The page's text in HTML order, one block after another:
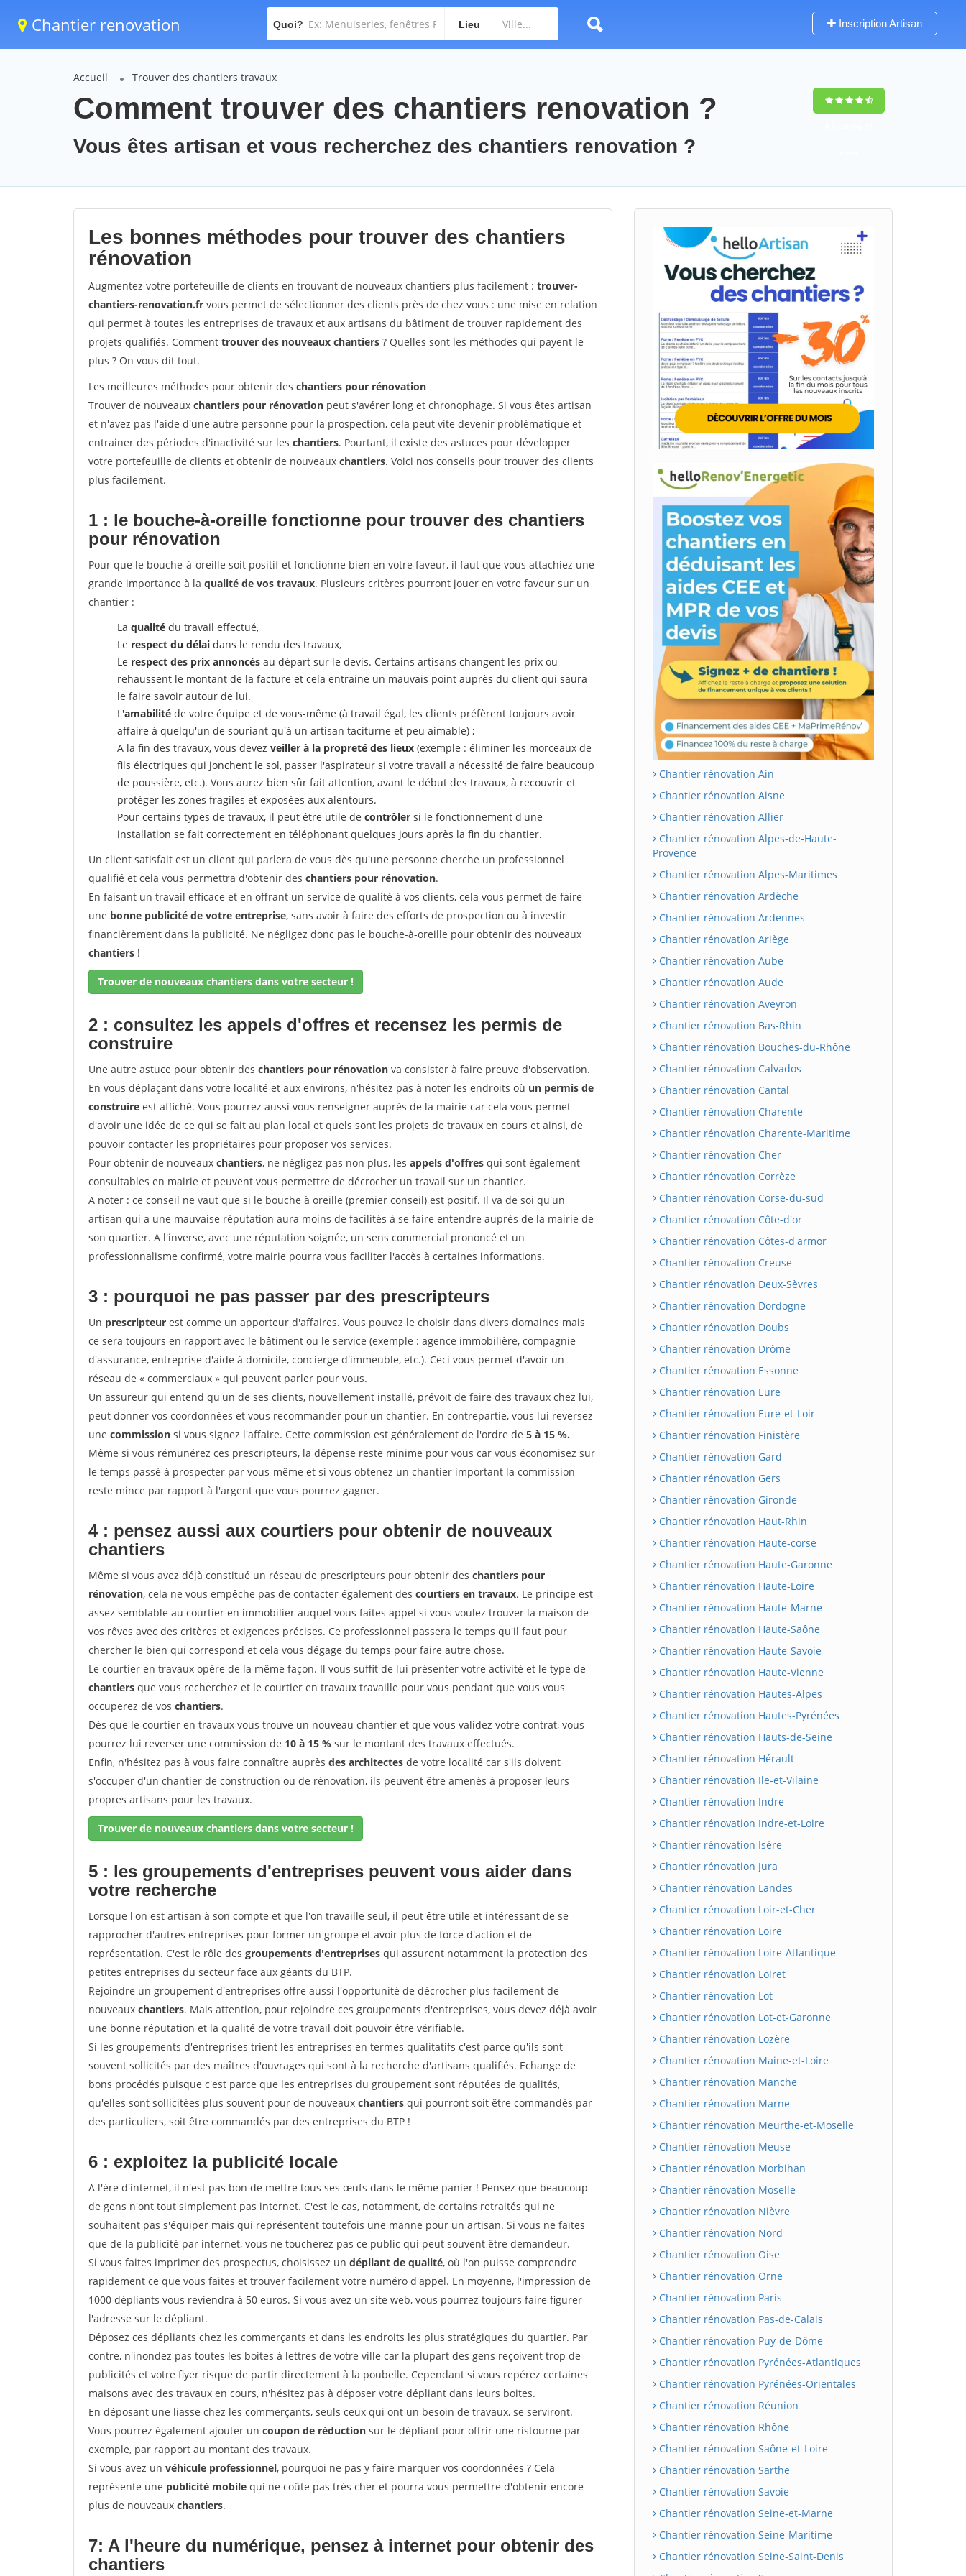
Chantier renovation Quoi? Lieu Inscription Artisan
Accueil Trouver des chantiers travaux
Comment trouver des chantiers renovation ?
Vous êtes artisan et vous recherchez des chantiers renovation ?
Les bonnes méthodes pour trouver des chantiers
rénovation
Augmentez votre portefeuille de clients en trouvant de nouveaux chantiers plus facilement : trouver-
chantiers-renovation.fr vous permet de sélectionner des clients près de chez vous : une mise en relation
qui permet à toutes les entreprises de travaux et aux artisans du bâtiment de trouver rapidement des
projets qualifiés. Comment trouver des nouveaux chantiers ? Quelles sont les méthodes qui payent le
plus ? On vous dit tout.
Les meilleures méthodes pour obtenir des chantiers pour rénovation
Trouver de nouveaux chantiers pour rénovation peut s'avérer long et chronophage. Si vous êtes artisan
et n'avez pas l'aide d'une autre personne pour la prospection, cela peut vite devenir problématique et
entrainer des périodes d'inactivité sur les chantiers. Pourtant, il existe des astuces pour développer
votre portefeuille de clients et obtenir de nouveaux chantiers. Voici nos conseils pour trouver des clients
plus facilement.
1 : le bouche-à-oreille fonctionne pour trouver des chantiers
pour rénovation
Pour que le bouche-à-oreille soit positif et fonctionne bien en votre faveur, il faut que vous attachiez une
grande importance à la qualité de vos travaux. Plusieurs critères pourront jouer en votre faveur sur un
chantier :
La qualité du travail effectué,
Le respect du délai dans le rendu des travaux,
Le respect des prix annoncés au départ sur le devis. Certains artisans changent les prix ou
rehaussent le montant de la facture et cela entraine un mauvais point auprès du client qui saura
le faire savoir autour de lui.
L'amabilité de votre équipe et de vous-même (à travail égal, les clients préfèrent toujours avoir
affaire à quelqu'un de souriant qu'à un artisan taciturne et peu aimable) ;
A la fin des travaux, vous devez veiller à la propreté des lieux (exemple : éliminer les morceaux de
fils électriques qui jonchent le sol, passer l'aspirateur si votre travail a nécessité de faire beaucoup
de poussière, etc.). Vous aurez bien sûr fait attention, avant le début des travaux, à recouvrir et
protéger les zones fragiles et exposées aux alentours.
Pour certains types de travaux, il peut être utile de contrôler si le fonctionnement d'une
installation se fait correctement en téléphonant quelques jours après la fin du chantier.
Un client satisfait est un client qui parlera de vous dès qu'une personne cherche un professionnel
qualifié et cela vous permettra d'obtenir des chantiers pour rénovation.
En faisant un travail efficace et en offrant un service de qualité à vos clients, cela vous permet de faire
une bonne publicité de votre entreprise, sans avoir à faire des efforts de prospection ou à investir
financièrement dans la publicité. Ne négligez donc pas le bouche-à-oreille pour obtenir des nouveaux
chantiers !
Trouver de nouveaux chantiers dans votre secteur !
2 : consultez les appels d'offres et recensez les permis de
construire
Une autre astuce pour obtenir des chantiers pour rénovation va consister à faire preuve d'observation.
En vous déplaçant dans votre localité et aux environs, n'hésitez pas à noter les endroits où un permis de
construire est affiché. Vous pourrez aussi vous renseigner auprès de la mairie car cela vous permet
d'avoir une idée de ce qui se fait au plan local et quels sont les projets de travaux en cours et ainsi, de
pouvoir contacter les propriétaires pour proposer vos services.
Pour obtenir de nouveaux chantiers, ne négligez pas non plus, les appels d'offres qui sont également
consultables en mairie et peuvent vous permettre de décrocher un travail sur un chantier.
A noter : ce conseil ne vaut que si le bouche à oreille (premier conseil) est positif. Il va de soi qu'un
artisan qui a une mauvaise réputation aura moins de facilités à se faire entendre auprès de la mairie de
son quartier. A l'inverse, avec une réputation soignée, un sens commercial prononcé et un
professionnalisme confirmé, votre mairie pourra vous faciliter l'accès à certaines informations.
3 : pourquoi ne pas passer par des prescripteurs
Un prescripteur est comme un apporteur d'affaires. Vous pouvez le choisir dans divers domaines mais
ce sera toujours en rapport avec le bâtiment ou le service (exemple : agence immobilière, compagnie
d'assurance, entreprise d'aide à domicile, concierge d'immeuble, etc.). Ceci vous permet d'avoir un
réseau de « commerciaux » qui peuvent parler pour vous.
Un assureur qui entend qu'un de ses clients, nouvellement installé, prévoit de faire des travaux chez lui,
peut donner vos coordonnées et vous recommander pour un chantier. En contrepartie, vous lui reversez
une commission si vous signez l'affaire. Cette commission est généralement de l'ordre de 5 à 15 %.
Même si vous rémunérez ces prescripteurs, la dépense reste minime pour vous car vous économisez sur
le temps passé à prospecter par vous-même et si vous obtenez un chantier important la commission
reste mince par rapport à l'argent que vous pourrez gagner.
4 : pensez aussi aux courtiers pour obtenir de nouveaux
chantiers
Même si vous avez déjà constitué un réseau de prescripteurs pour obtenir des chantiers pour
rénovation, cela ne vous empêche pas de contacter également des courtiers en travaux. Le principe est
assez semblable au courtier en immobilier auquel vous faites appel si vous voulez trouver la maison de
vos rêves avec des critères et exigences précises. Ce professionnel passera le temps qu'il faut pour
chercher le bien qui correspond et cela vous dégage du temps pour faire autre chose.
Le courtier en travaux opère de la même façon. Il vous suffit de lui présenter votre activité et le type de
chantiers que vous recherchez et le courtier en travaux travaille pour vous pendant que vous vous
occuperez de vos chantiers.
Dès que le courtier en travaux vous trouve un nouveau chantier et que vous validez votre contrat, vous
pourrez lui reverser une commission de 10 à 15 % sur le montant des travaux effectués.
Enfin, n'hésitez pas à vous faire connaître auprès des architectes de votre localité car s'ils doivent
s'occuper d'un chantier de construction ou de rénovation, ils peuvent être amenés à proposer leurs
propres artisans pour les travaux.
Trouver de nouveaux chantiers dans votre secteur !
5 : les groupements d'entreprises peuvent vous aider dans
votre recherche
Lorsque l'on est artisan à son compte et que l'on travaille seul, il peut être utile et intéressant de se
rapprocher d'autres entreprises pour former un groupe et avoir plus de force d'action et de
représentation. C'est le rôle des groupements d'entreprises qui assurent notamment la protection des
petites entreprises du secteur face aux géants du BTP.
Rejoindre un groupement d'entreprises offre aussi l'opportunité de décrocher plus facilement de
nouveaux chantiers. Mais attention, pour rejoindre ces groupements d'entreprises, vous devez déjà avoir
une bonne réputation et la qualité de votre travail doit pouvoir être vérifiable.
Si les groupements d'entreprises trient les entreprises en termes qualitatifs c'est parce qu'ils sont
souvent sollicités par des maîtres d'ouvrages qui sont à la recherche d'artisans qualifiés. Echange de
bons procédés puisque c'est parce que les entreprises du groupement sont réputées de qualités,
qu'elles sont sollicitées plus souvent pour de nouveaux chantiers qui pourront soit être commandés par
des particuliers, soit être commandés par des entreprises du BTP !
6 : exploitez la publicité locale
A l'ère d'internet, il n'est pas bon de mettre tous ses œufs dans le même panier ! Pensez que beaucoup
de gens n'ont tout simplement pas internet. C'est le cas, notamment, de certains retraités qui ne
souhaitent pas s'équiper mais qui représentent toutefois une manne pour un artisan. Si vous ne faites
que de la publicité par internet, vous ne toucherez pas ce public qui peut souvent être demandeur.
Si vous faites imprimer des prospectus, choisissez un dépliant de qualité, où l'on puisse comprendre
rapidement ce que vous faites et trouver facilement votre numéro d'appel. En moyenne, l'impression de
1000 dépliants vous reviendra à 50 euros. Si vous avez un site web, vous pourrez toujours faire figurer
l'adresse sur le dépliant.
Déposez ces dépliants chez les commerçants et dans les endroits les plus stratégiques du quartier. Par
contre, n'inondez pas toutes les boites à lettres de votre ville car la plupart des gens reçoivent trop de
publicités et votre flyer risque de partir directement à la poubelle. Cependant si vous repérez certaines
maisons avec des travaux en cours, n'hésitez pas à déposer votre dépliant dans leurs boites.
En déposant une liasse chez les commerçants, seuls ceux qui ont un besoin de travaux, se serviront.
Vous pourrez également ajouter un coupon de réduction sur le dépliant pour offrir une ristourne par
exemple, par rapport au montant des travaux.
Si vous avez un véhicule professionnel, pourquoi ne pas y faire marquer vos coordonnées ? Cela
représente une publicité mobile qui ne coûte pas très cher et pourra vous permettre d'obtenir encore
plus de nouveaux chantiers.
7: A l'heure du numérique, pensez à internet pour obtenir des
chantiers
Chantier rénovation Ain
Chantier rénovation Aisne
Chantier rénovation Allier
Chantier rénovation Alpes-de-Haute-
Provence
Chantier rénovation Alpes-Maritimes
Chantier rénovation Ardèche
Chantier rénovation Ardennes
Chantier rénovation Ariège
Chantier rénovation Aube
Chantier rénovation Aude
Chantier rénovation Aveyron
Chantier rénovation Bas-Rhin
Chantier rénovation Bouches-du-Rhône
Chantier rénovation Calvados
Chantier rénovation Cantal
Chantier rénovation Charente
Chantier rénovation Charente-Maritime
Chantier rénovation Cher
Chantier rénovation Corrèze
Chantier rénovation Corse-du-sud
Chantier rénovation Côte-d'or
Chantier rénovation Côtes-d'armor
Chantier rénovation Creuse
Chantier rénovation Deux-Sèvres
Chantier rénovation Dordogne
Chantier rénovation Doubs
Chantier rénovation Drôme
Chantier rénovation Essonne
Chantier rénovation Eure
Chantier rénovation Eure-et-Loir
Chantier rénovation Finistère
Chantier rénovation Gard
Chantier rénovation Gers
Chantier rénovation Gironde
Chantier rénovation Haut-Rhin
Chantier rénovation Haute-corse
Chantier rénovation Haute-Garonne
Chantier rénovation Haute-Loire
Chantier rénovation Haute-Marne
Chantier rénovation Haute-Saône
Chantier rénovation Haute-Savoie
Chantier rénovation Haute-Vienne
Chantier rénovation Hautes-Alpes
Chantier rénovation Hautes-Pyrénées
Chantier rénovation Hauts-de-Seine
Chantier rénovation Hérault
Chantier rénovation Ile-et-Vilaine
Chantier rénovation Indre
Chantier rénovation Indre-et-Loire
Chantier rénovation Isère
Chantier rénovation Jura
Chantier rénovation Landes
Chantier rénovation Loir-et-Cher
Chantier rénovation Loire
Chantier rénovation Loire-Atlantique
Chantier rénovation Loiret
Chantier rénovation Lot
Chantier rénovation Lot-et-Garonne
Chantier rénovation Lozère
Chantier rénovation Maine-et-Loire
Chantier rénovation Manche
Chantier rénovation Marne
Chantier rénovation Meurthe-et-Moselle
Chantier rénovation Meuse
Chantier rénovation Morbihan
Chantier rénovation Moselle
Chantier rénovation Nièvre
Chantier rénovation Nord
Chantier rénovation Oise
Chantier rénovation Orne
Chantier rénovation Paris
Chantier rénovation Pas-de-Calais
Chantier rénovation Puy-de-Dôme
Chantier rénovation Pyrénées-Atlantiques
Chantier rénovation Pyrénées-Orientales
Chantier rénovation Réunion
Chantier rénovation Rhône
Chantier rénovation Saône-et-Loire
Chantier rénovation Sarthe
Chantier rénovation Savoie
Chantier rénovation Seine-et-Marne
Chantier rénovation Seine-Maritime
Chantier rénovation Seine-Saint-Denis